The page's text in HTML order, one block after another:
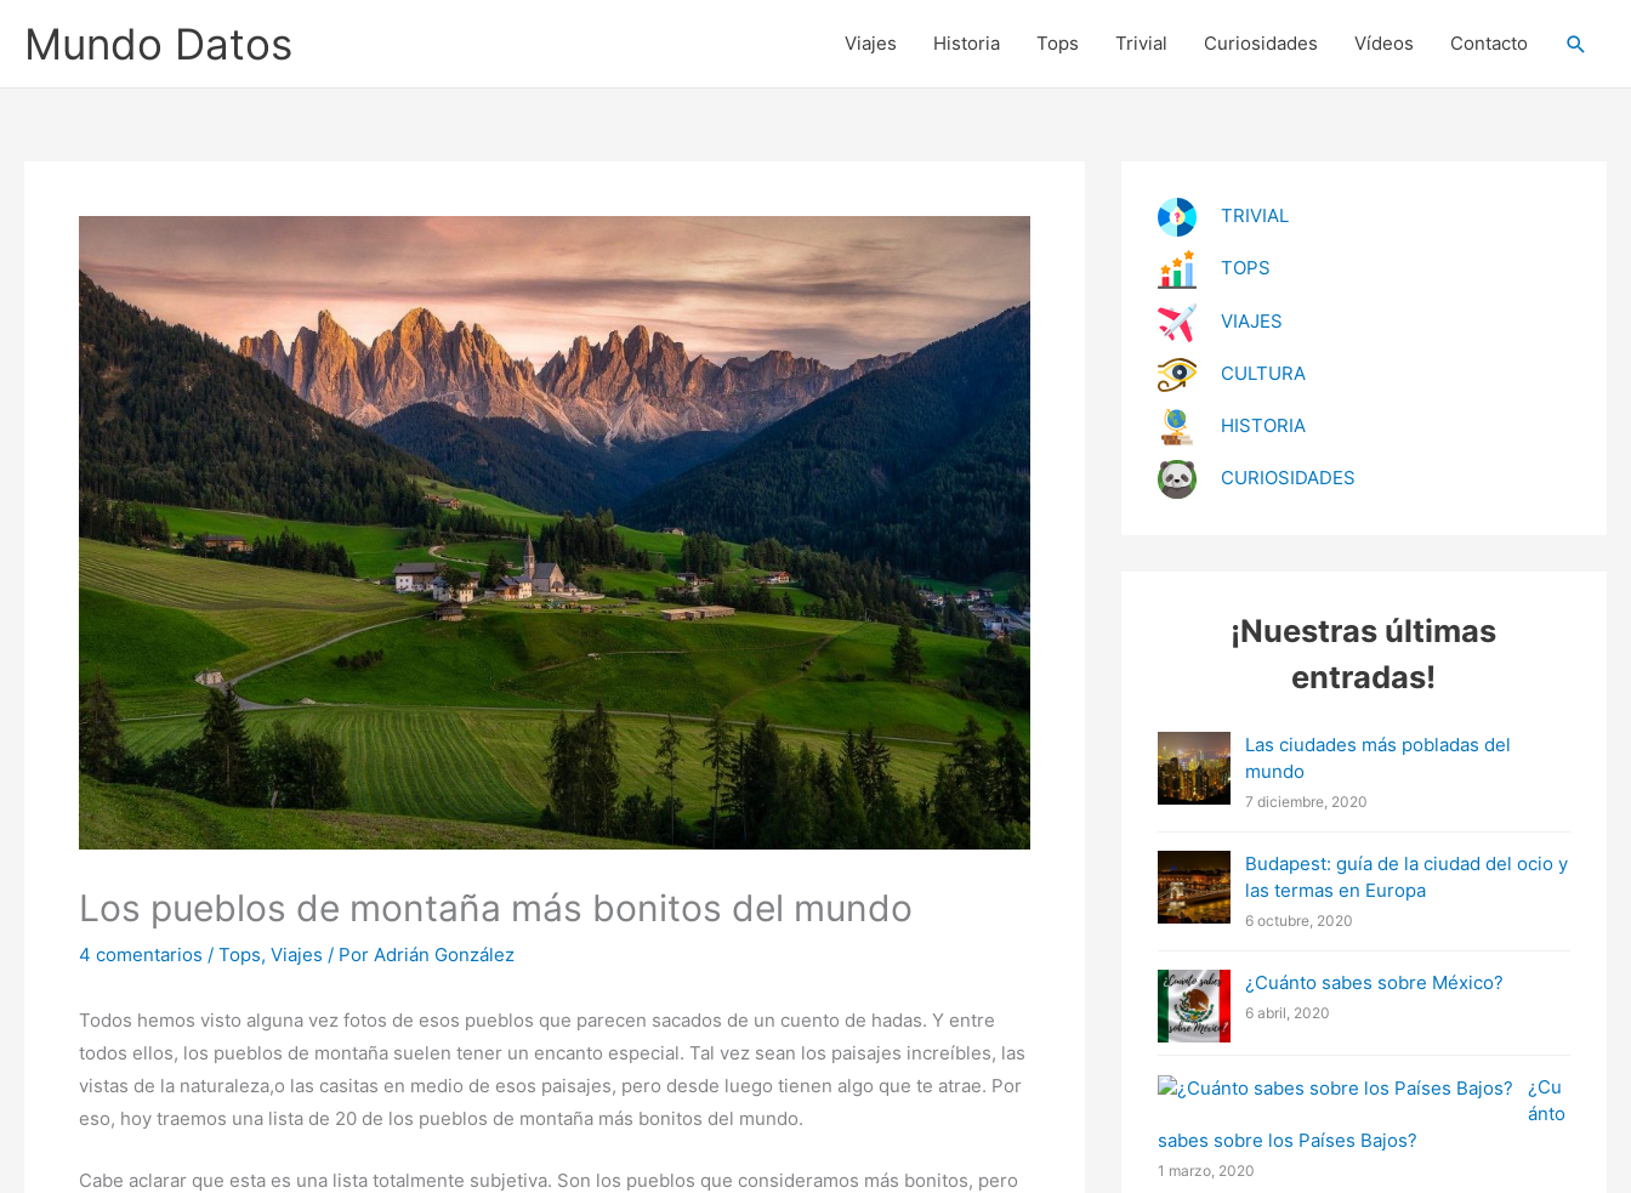
Mundo Datos Viajes Historia Tops Trivial Curiosidades Vídeos Contacto
Los pueblos de montaña más bonitos del mundo
4 comentarios / Tops, Viajes / Por Adrián González
Todos hemos visto alguna vez fotos de esos pueblos que parecen sacados de un cuento de hadas. Y entre
todos ellos, los pueblos de montaña suelen tener un encanto especial. Tal vez sean los paisajes increíbles, las
vistas de la naturaleza,o las casitas en medio de esos paisajes, pero desde luego tienen algo que te atrae. Por
eso, hoy traemos una lista de 20 de los pueblos de montaña más bonitos del mundo.
Cabe aclarar que esta es una lista totalmente subjetiva. Son los pueblos que consideramos más bonitos, pero
TRIVIAL
TOPS
VIAJES
CULTURA
HISTORIA
CURIOSIDADES
¡Nuestras últimas
entradas!
Las ciudades más pobladas del
mundo
7 diciembre, 2020
Budapest: guía de la ciudad del ocio y
las termas en Europa
6 octubre, 2020
¿Cuánto sabes sobre México?
6 abril, 2020
¿Cu
ánto
sabes sobre los Países Bajos?
1 marzo, 2020